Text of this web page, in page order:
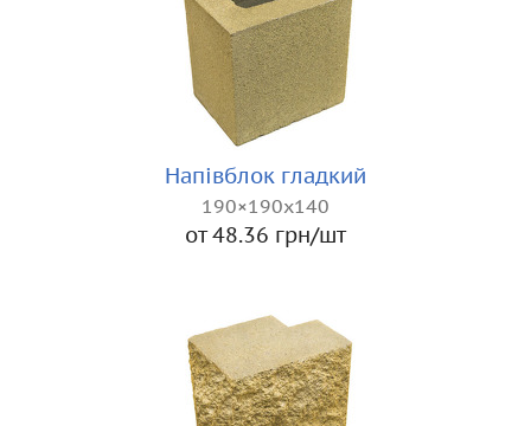
Напівблок гладкий
190×190x140
от 48.36 грн/шт